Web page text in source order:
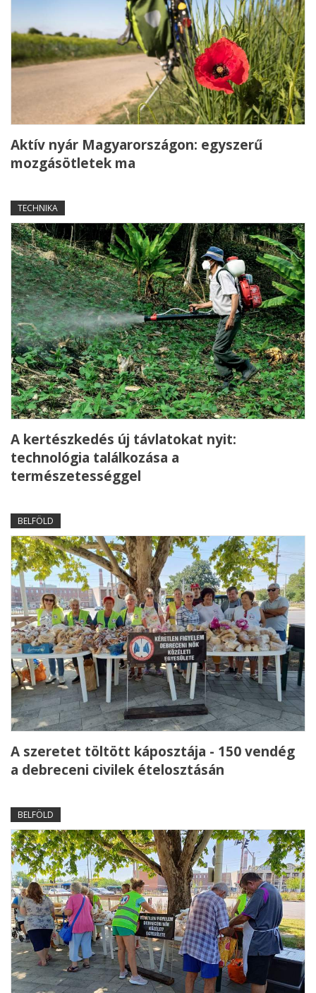
Aktív nyár Magyarországon: egyszerű
mozgásötletek ma
TECHNIKA
A kertészkedés új távlatokat nyit:
technológia találkozása a
természetességgel
BELFÖLD
A szeretet töltött káposztája - 150 vendég
a debreceni civilek ételosztásán
BELFÖLD